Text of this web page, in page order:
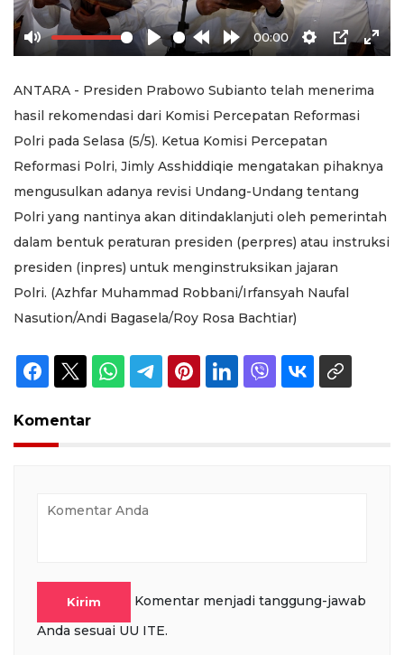
Mute Play
Rewind
10s
Forward
10s
00:00
Settings
PIP
ANTARA - Presiden Prabowo Subianto telah menerima
hasil rekomendasi dari Komisi Percepatan Reformasi
Polri pada Selasa (5/5). Ketua Komisi Percepatan
Reformasi Polri, Jimly Asshiddiqie mengatakan pihaknya
mengusulkan adanya revisi Undang-Undang tentang
Polri yang nantinya akan ditindaklanjuti oleh pemerintah
dalam bentuk peraturan presiden (perpres) atau instruksi
presiden (inpres) untuk menginstruksikan jajaran
Polri. (Azhfar Muhammad Robbani/Irfansyah Naufal
Nasution/Andi Bagasela/Roy Rosa Bachtiar)
Komentar
Kirim
Komentar menjadi tanggung-jawab
Anda sesuai UU ITE.